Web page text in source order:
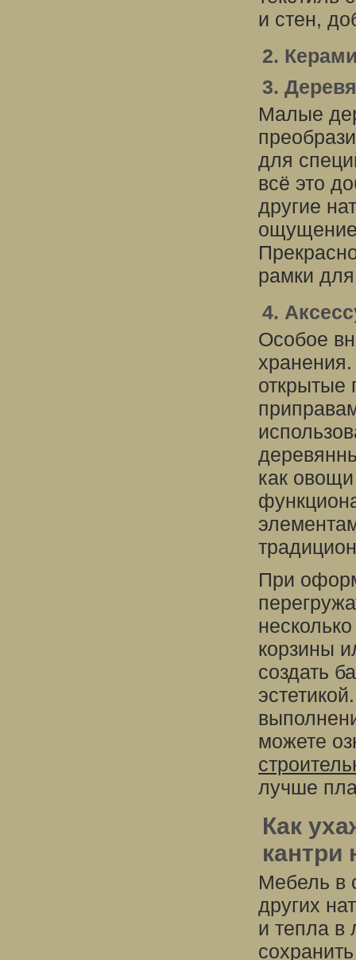
и стен,
2.
3.
Малые
для
всё это
другие
ощущение
рамки
4.
Особое
открытые
как
При
корзины
создать
можете
лучше
Как
кантри
Мебель в
других
и тепла в